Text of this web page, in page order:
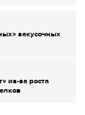
закусочных
из-за роста